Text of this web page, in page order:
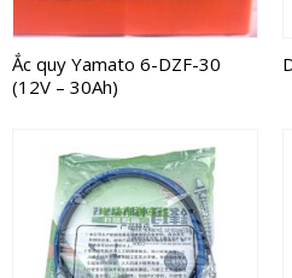
Ắc quy Yamato 6-DZF-30
(12V – 30Ah)